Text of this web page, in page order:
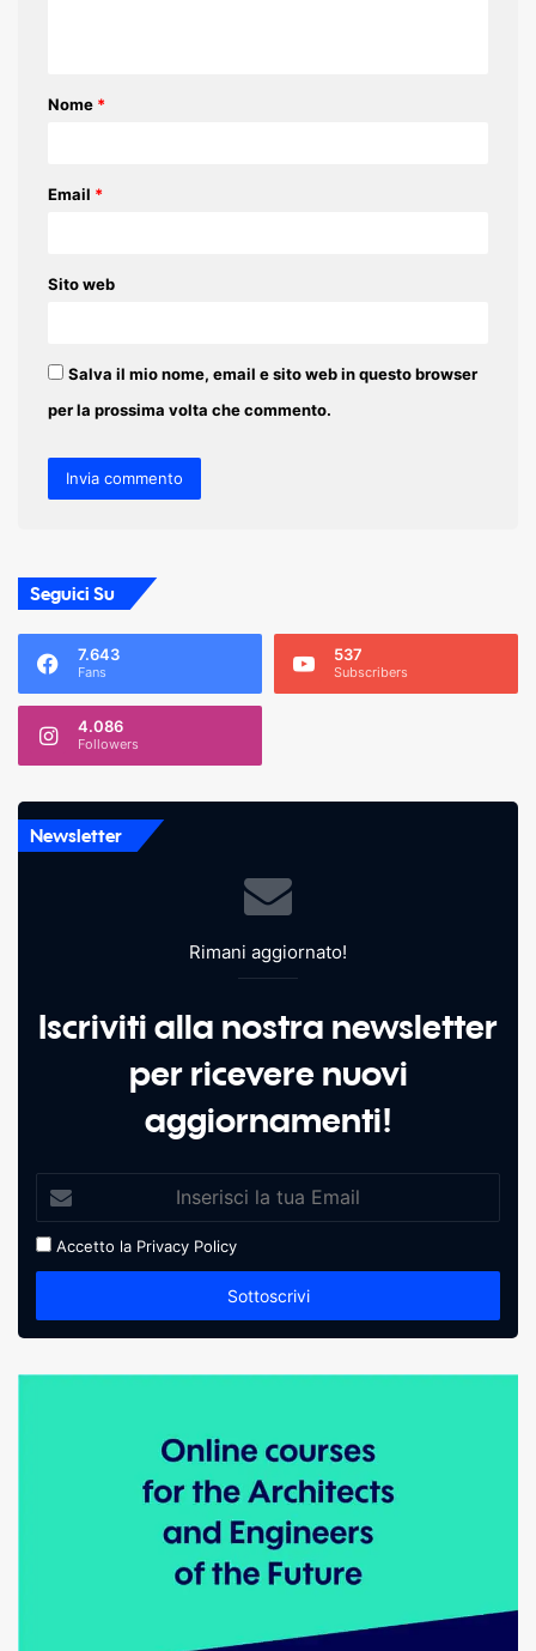
o
Nome *
Email *
Sito web
Salva il mio nome, email e sito web in questo browser
per la prossima volta che commento.
Seguici Su
7.643
Fans
537
Subscribers
4.086
Followers
Newsletter
Rimani aggiornato!
Iscriviti alla nostra newsletter
per ricevere nuovi
aggiornamenti!
Accetto la Privacy Policy